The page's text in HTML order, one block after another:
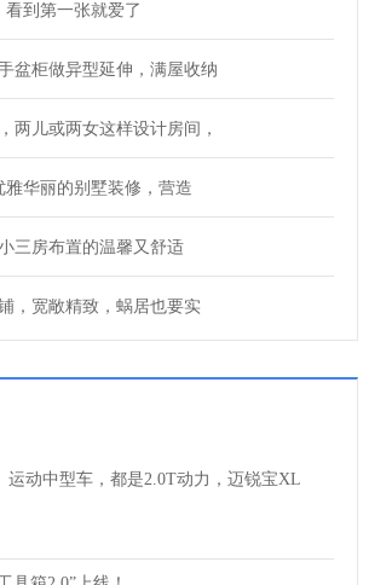
看到第一张就爱了
盆柜做异型延伸，满屋收纳
两儿或两女这样设计房间，
雅华丽的别墅装修，营造
三房布置的温馨又舒适
，宽敞精致，蜗居也要实
运动中型车，都是2.0T动力，迈锐宝XL